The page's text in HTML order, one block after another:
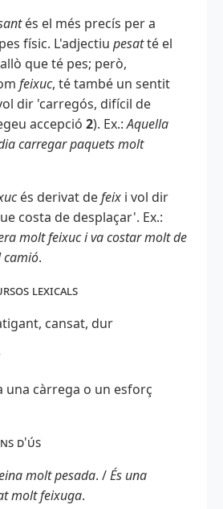
és el més precís per a
físic. L'adjectiu pesatté el
que té pes; però,
feixuc, té també un sentit
dir 'carregós, difícil de
accepció 2). Ex.:Aquella
carregar paquets molt
és derivat defeix i vol dir
costa de desplaçar'. Ex.:
molt feixuc i va costar molt de
camió.
lexicals
cansat, dur
una càrrega o un esforç
d'ús
molt pesada. /És una
molt feixuga.